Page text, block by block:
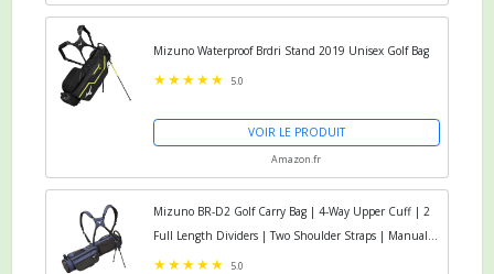
Mizuno Waterproof Brdri Stand 2019 Unisex Golf Bag
5.0
VOIR LE PRODUIT
Amazon.fr
Mizuno BR-D2 Golf Carry Bag | 4-Way Upper Cuff | 2
Full Length Dividers | Two Shoulder Straps | Manual
Opening/Closing Mini Stand Feet | Mod Pouch
5.0